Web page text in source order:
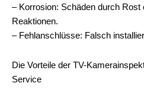
– Korrosion: Schäden durch
Reaktionen.
– Fehlanschlüsse: Falsch
Die Vorteile der TV-
Service